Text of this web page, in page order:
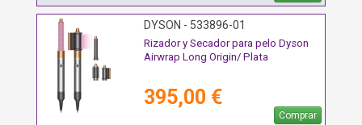
DYSON - 533896-01
Rizador y Secador para pelo Dyson
Airwrap Long Origin/ Plata
395,00 €
Comprar